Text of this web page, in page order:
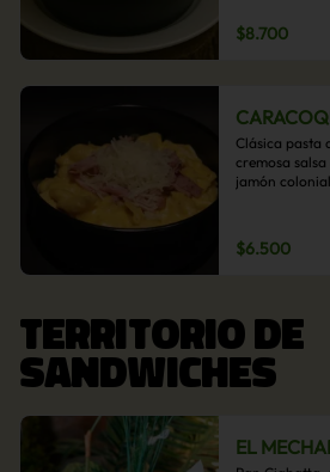
$8.700
Clásica pasta
cremosa
jamón
$6.500
TERRITORIO DE
SANDWICHES
EL